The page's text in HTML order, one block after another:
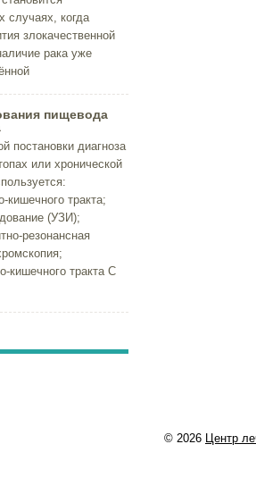
случаях, когда
злокачественной
рака уже
пищевода
постановки диагноза
или хронической
кишечного тракта;
(УЗИ);
резонансная
кишечного тракта С
© 2026 Центр